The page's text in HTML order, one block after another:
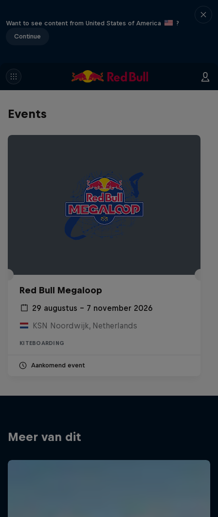
Want to see content from United States of America
?
Continue
Events
Red Bull Megaloop
29 augustus – 7 november 2026
KSN Noordwijk, Netherlands
KITEBOARDING
Aankomend event
Meer van dit